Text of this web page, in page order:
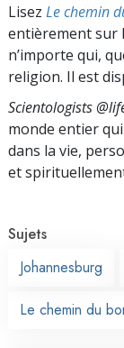
Lisez Le chemin
entièrement sur
n’importe qui,
religion. Il est
Scientologists
monde entier
dans la vie,
et
Sujets
Johannesburg
Le chemin du